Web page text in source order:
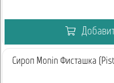
Сироп Monin Фисташка